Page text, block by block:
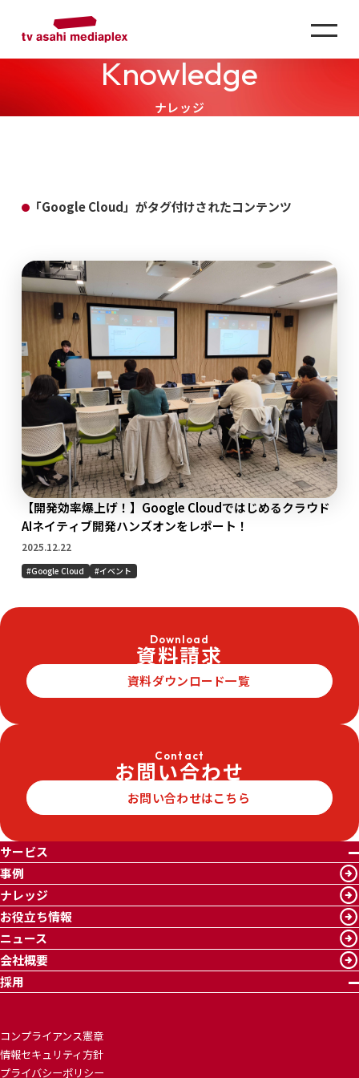
Knowledge
ナレッジ
「Google Cloud」がタグ付けされたコンテンツ
【開発効率爆上げ！】Google Cloudではじめるクラウド
AIネイティブ開発ハンズオンをレポート！
2025.12.22
Google Cloud イベント
Download
資料請求
資料ダウンロード一覧
Contact
お問い合わせ
お問い合わせはこちら
サービス
事例
ナレッジ
お役立ち情報
ニュース
会社概要
採用
コンプライアンス憲章
情報セキュリティ方針
プライバシーポリシー